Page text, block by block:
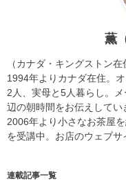
薫
（カナダ・キングストン在
1994年よりカナダ在住。
2人、実母と5人暮らし。
辺の朝時間をお伝えしてい
2006年より小さなお茶屋
を受講中。お店のウェブサ
連載記事一覧